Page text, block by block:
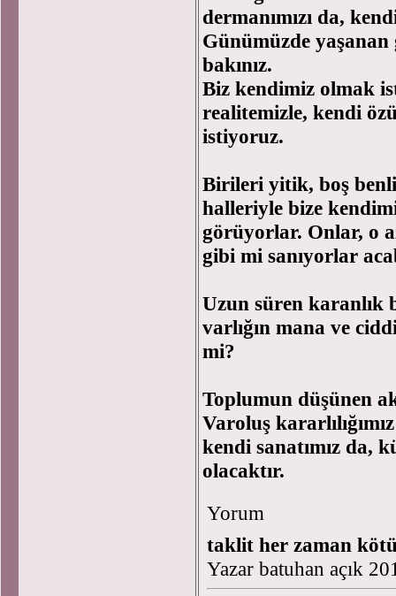
dermanımızı da,
Günümüzde
bakınız.
Biz kendimiz olmak
realitemizle, kendi
istiyoruz.
Birileri yitik, boş
halleriyle bize
görüyorlar. Onlar, o
gibi mi sanıyorlar
Uzun süren karanlık
varlığın mana ve
mi?
Toplumun düşünen
Varoluş
kendi sanatımız da,
olacaktır.
Yorum
taklit her zaman
Yazar batuhan açık